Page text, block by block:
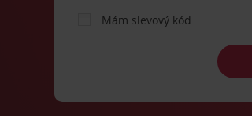
Mám slevový kód